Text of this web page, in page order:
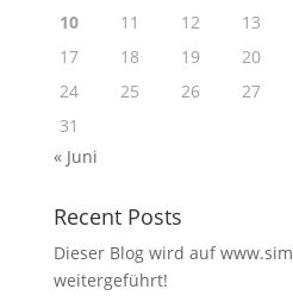
10
11 12 13
17
18 19 20
24
25 26 27
31
« Juni
Recent Posts
Dieser Blog wird auf
weitergeführt!